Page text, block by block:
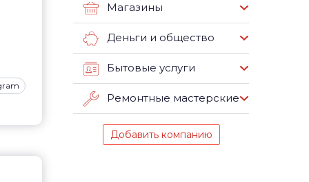
Магазины
Деньги и общество
Бытовые услуги
Ремонтные мастерские
Добавить компанию